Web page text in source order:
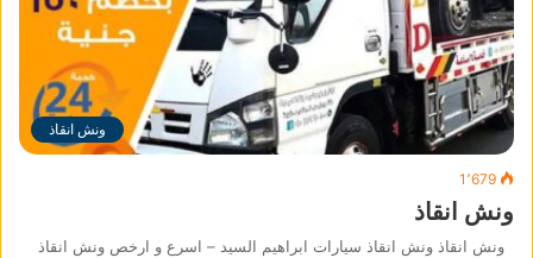
ونش انقاذ
1٬679
ونش انقاذ
ونش انقاذ ونش انقاذ سيارات ابراهيم السيد – اسرع و ارخص ونش انقاذ